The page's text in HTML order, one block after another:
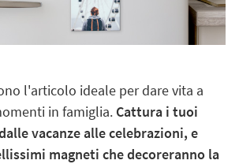
l'articolo ideale per dare vita a
in famiglia. Cattura i tuoi
vacanze alle celebrazioni, e
magneti che decoreranno la